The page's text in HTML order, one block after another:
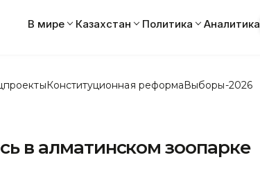
В мире Казахстан Политика Аналитика
Конституционная реформаВыборы-2026
в алматинском зоопарке